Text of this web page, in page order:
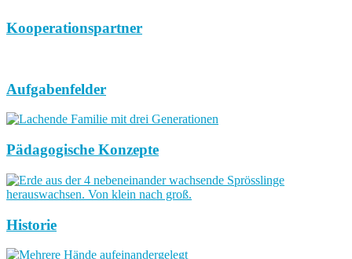
Kooperationspartner
Aufgabenfelder
Pädagogische Konzepte
Historie